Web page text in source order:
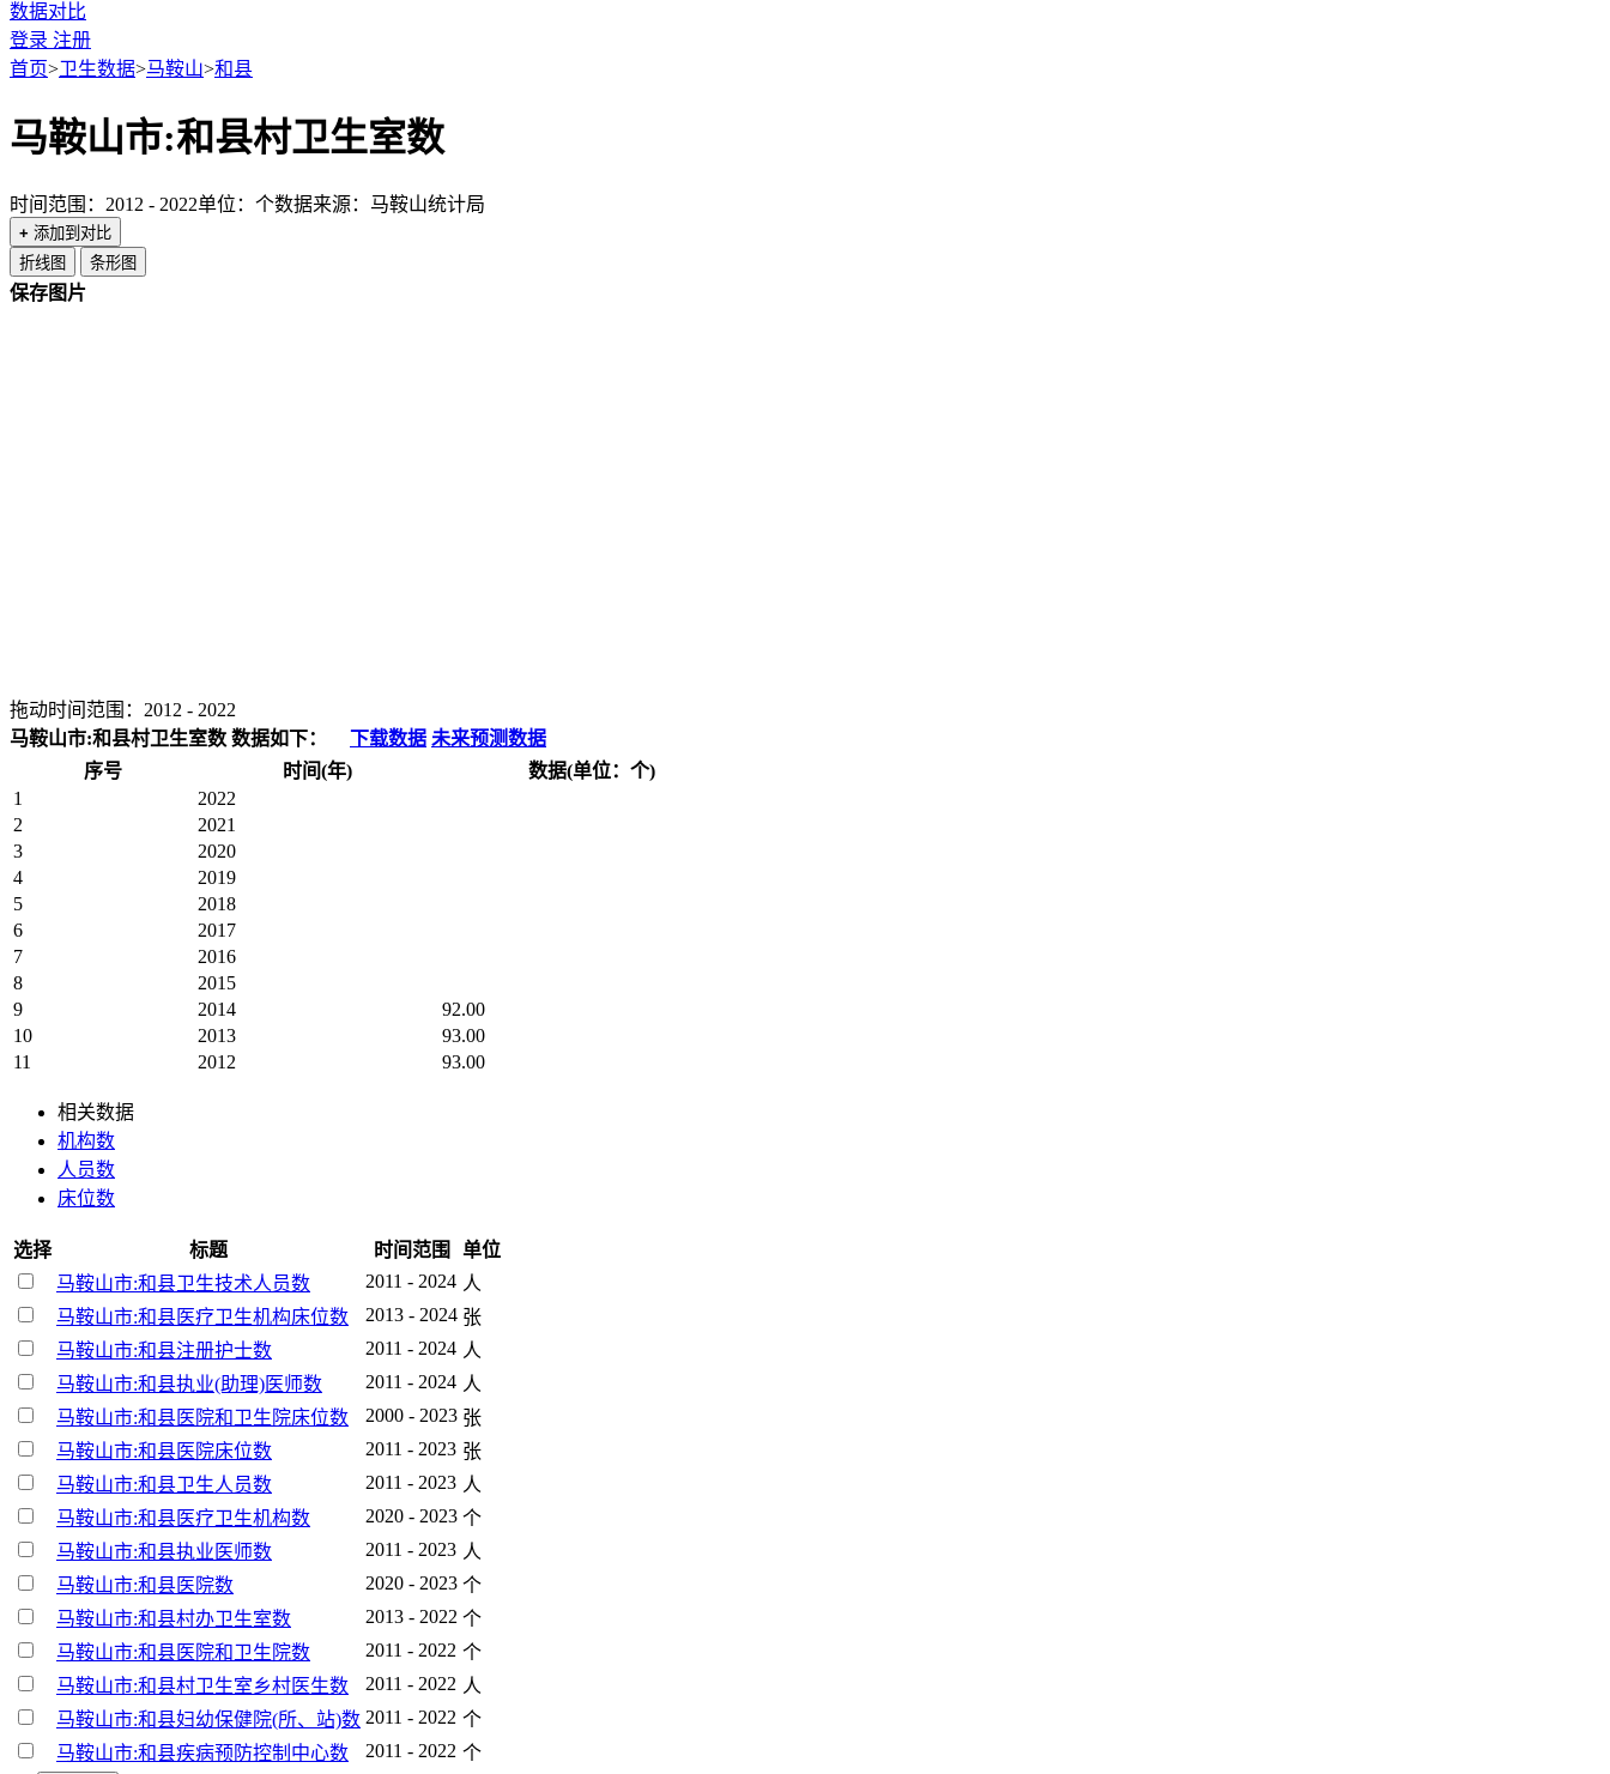
数据对比
登录 注册
首页>卫生数据>马鞍山>和县
马鞍山市:和县村卫生室数
时间范围：2012 - 2022单位：个数据来源：马鞍山统计局
+ 添加到对比
折线图
条形图
保存图片
拖动时间范围： 2012 - 2022
马鞍山市:和县村卫生室数 数据如下：
下载数据 未来预测数据
序号
时间(年)
数据(单位：个)
1
2022
2
2021
3
2020
4
2019
5
2018
6
2017
7
2016
8
2015
9
2014
92.00
10
2013
93.00
11
2012 93.00
相关数据
机构数
人员数
床位数
选择 标题 时间范围
单位
马鞍山市:和县卫生技术人员数
2011 - 2024 人
马鞍山市:和县医疗卫生机构床位数
2013 - 2024 张
马鞍山市:和县注册护士数
2011 - 2024 人
马鞍山市:和县执业(助理)医师数
2011 - 2024 人
马鞍山市:和县医院和卫生院床位数
2000 - 2023 张
马鞍山市:和县医院床位数
2011 - 2023 张
马鞍山市:和县卫生人员数
2011 - 2023 人
马鞍山市:和县医疗卫生机构数
2020 - 2023 个
马鞍山市:和县执业医师数
2011 - 2023 人
马鞍山市:和县医院数
2020 - 2023 个
马鞍山市:和县村办卫生室数
2013 - 2022 个
马鞍山市:和县医院和卫生院数
2011 - 2022 个
马鞍山市:和县村卫生室乡村医生数
2011 - 2022 人
马鞍山市:和县妇幼保健院(所、站)数 2011 - 2022 个
马鞍山市:和县疾病预防控制中心数
2011 - 2022 个